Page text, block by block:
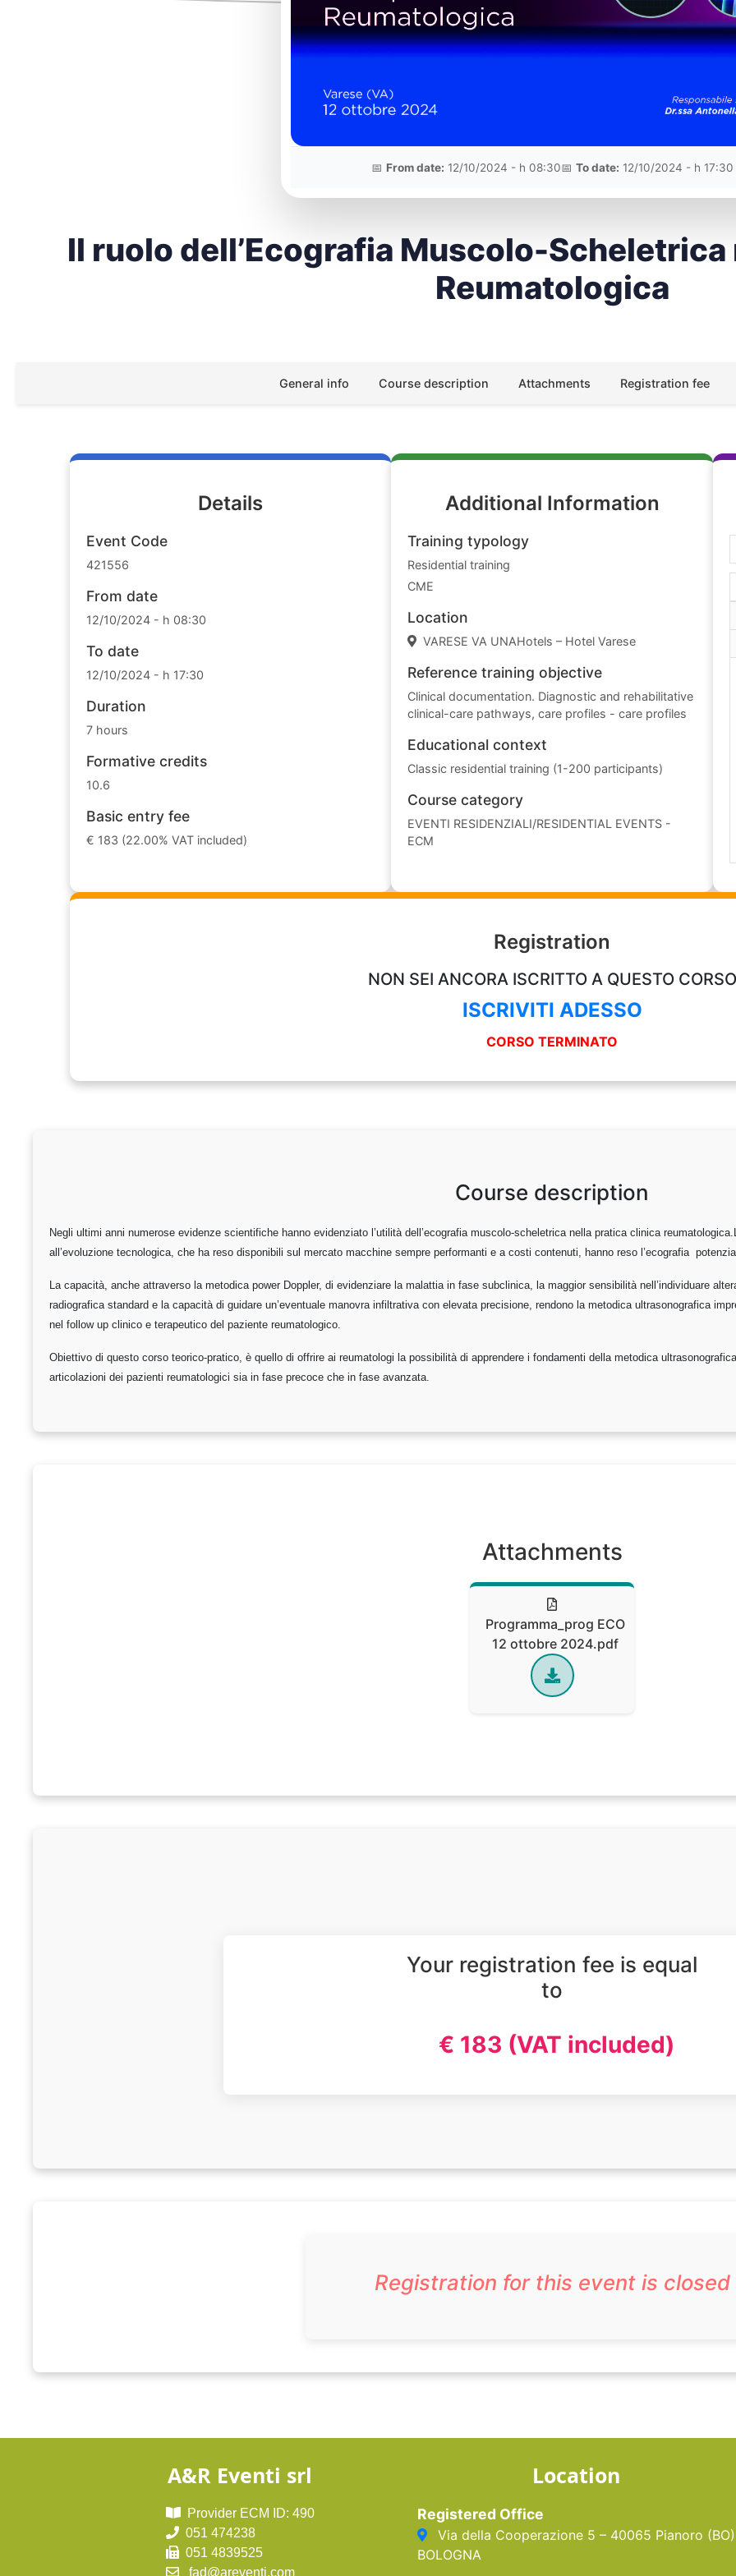
📅 From date: 12/10/2024 - h 08:30📅 To date: 12/10/2024 - h 17:30
Il ruolo dell’Ecografia Muscolo-
Reumatologica
General info Course description Attachments Registration fee
Details
Event Code
421556
From date
12/10/2024 - h 08:30
To date
12/10/2024 - h 17:30
Duration
7 hours
Formative credits
10.6
Basic entry fee
€ 183 (22.00% VAT included)
Additional Information
Training typology
Residential training
CME
Location
VARESE VA UNAHotels – Hotel Varese
Reference training objective
Clinical documentation. Diagnostic and rehabilitative
clinical-care pathways, care profiles - care profiles
Educational context
Classic residential training (1-200 participants)
Course category
EVENTI RESIDENZIALI/RESIDENTIAL EVENTS -
ECM
Registration
NON SEI ANCORA ISCRITTO A QUESTO CORSO
ISCRIVITI ADESSO
CORSO TERMINATO
Course description
Negli ultimi anni numerose evidenze scientifiche hanno evidenziato l’utilità dell’ecografia muscolo-scheletrica nella pratica clinica
all’evoluzione tecnologica, che ha reso disponibili sul mercato macchine sempre performanti e a costi contenuti, hanno reso l’ecografia
La capacità, anche attraverso la metodica power Doppler, di evidenziare la malattia in fase subclinica, la maggior sensibilità nell’individuare
radiografica standard e la capacità di guidare un’eventuale manovra infiltrativa con elevata precisione, rendono la metodica ultrasonografica
nel follow up clinico e terapeutico del paziente reumatologico.
Obiettivo di questo corso teorico-pratico, è quello di offrire ai reumatologi la possibilità di apprendere i fondamenti della metodica
articolazioni dei pazienti reumatologici sia in fase precoce che in fase avanzata.
Attachments
Programma_prog ECO
12 ottobre 2024.pdf
Your registration fee is equal
to
€ 183 (VAT included)
Registration for this event is closed
A&R Eventi srl
Provider ECM ID: 490
051 474238
051 4839525
fad@areventi.com
Location
Registered Office
Via della Cooperazione 5 – 40065 Pianoro (BO)
BOLOGNA